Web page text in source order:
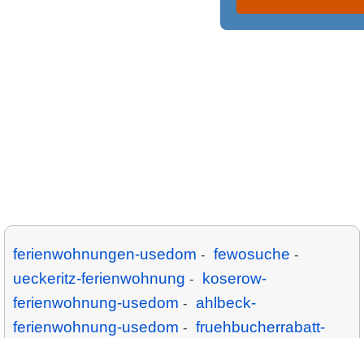
ferienwohnungen-usedom - fewosuche -
ueckeritz-ferienwohnung -
koserow-
ferienwohnung-usedom - ahlbeck-
ferienwohnung-usedom - fruehbucherrabatt-